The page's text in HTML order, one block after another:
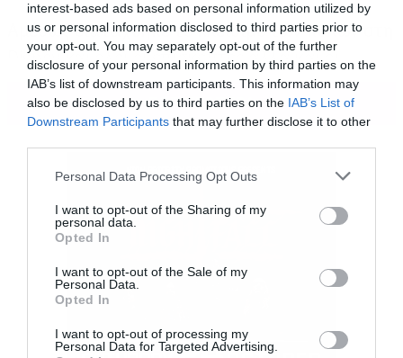
interest-based ads based on personal information utilized by
us or personal information disclosed to third parties prior to
your opt-out. You may separately opt-out of the further
disclosure of your personal information by third parties on the
IAB’s list of downstream participants. This information may
also be disclosed by us to third parties on the IAB’s List of
Downstream Participants that may further disclose it to other
Please note that this website/app uses one or more Google
not limited to your visit or usage behaviour. You may click to
grant or deny consent to Google and its third-party tags to
use your data for below specified purposes in below Google
consent section.
Personal Data Processing Opt Outs
I want to opt-out of the Sharing of my
personal data.
Opted In
I want to opt-out of the Sale of my
Personal Data.
Opted In
I want to opt-out of processing my
Personal Data for Targeted Advertising.
Αμέσως διατάχθηκε το κλείσιμο των πυλών στη
Disney και όλοι οι επισκέπτες αλλά και οι
εργαζόμενοι έκαναν τεστ κορωνοϊού και
παρέμειναν εκεί μέχρι να βγουν τα
ΠΕΡΙΣΣΟΤΕΡΑ